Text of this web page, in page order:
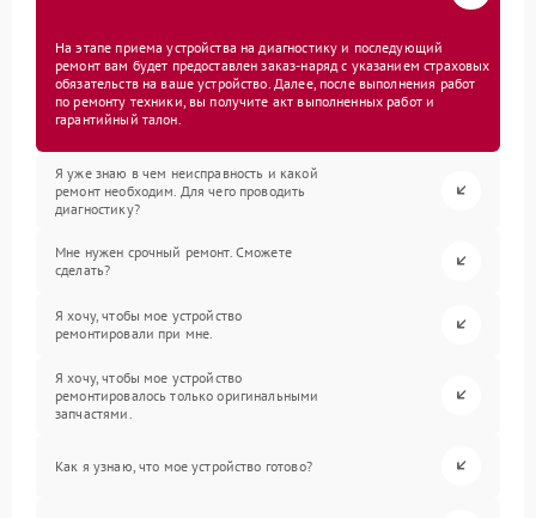
На этапе приема устройства на диагностику и последующий
ремонт вам будет предоставлен заказ-наряд с указанием страховых
обязательств на ваше устройство. Далее, после выполнения работ
по ремонту техники, вы получите акт выполненных работ и
гарантийный талон.
Я уже знаю в чем неисправность и какой
ремонт необходим. Для чего проводить
диагностику?
Мне нужен срочный ремонт. Сможете
сделать?
Я хочу, чтобы мое устройство
ремонтировали при мне.
Я хочу, чтобы мое устройство
ремонтировалось только оригинальными
запчастями.
Как я узнаю, что мое устройство готово?